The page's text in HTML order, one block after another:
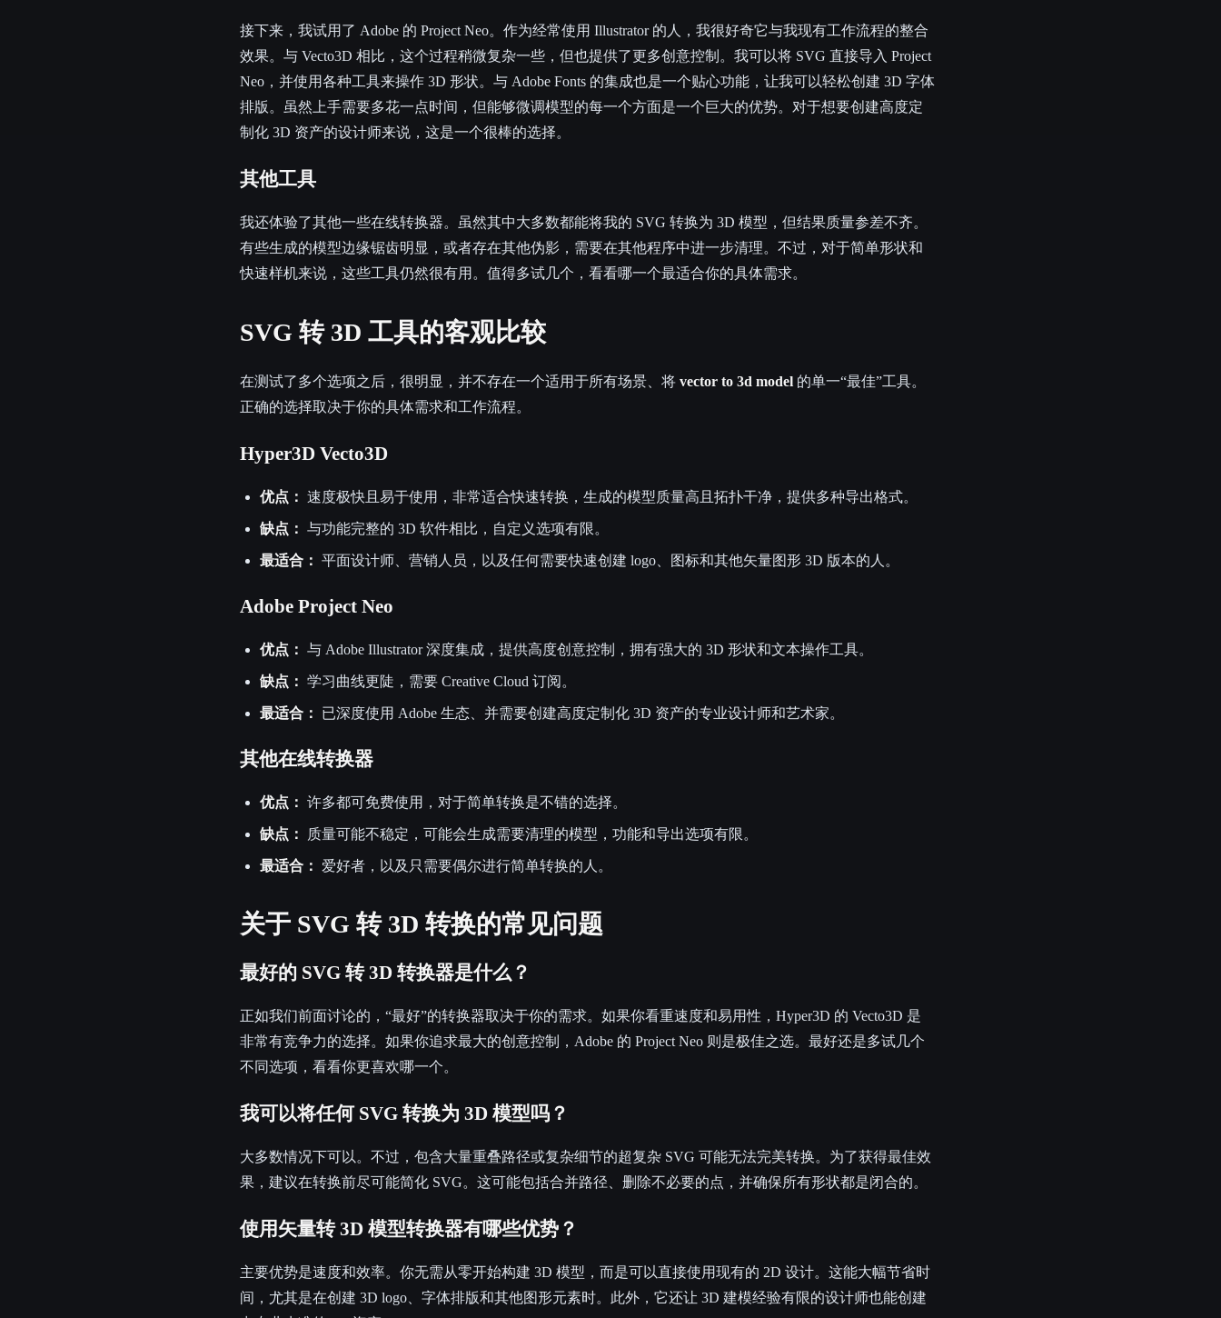
接下来，我试用了 Adobe 的 Project Neo。作为经常使用 Illustrator 的人，我很好奇它与我现有工作流程的整合
效果。与 Vecto3D 相比，这个过程稍微复杂一些，但也提供了更多创意控制。我可以将 SVG 直接导入 Project
Neo，并使用各种工具来操作 3D 形状。与 Adobe Fonts 的集成也是一个贴心功能，让我可以轻松创建 3D 字体
排版。虽然上手需要多花一点时间，但能够微调模型的每一个方面是一个巨大的优势。对于想要创建高度定
制化 3D 资产的设计师来说，这是一个很棒的选择。
其他工具
我还体验了其他一些在线转换器。虽然其中大多数都能将我的 SVG 转换为 3D 模型，但结果质量参差不齐。
有些生成的模型边缘锯齿明显，或者存在其他伪影，需要在其他程序中进一步清理。不过，对于简单形状和
快速样机来说，这些工具仍然很有用。值得多试几个，看看哪一个最适合你的具体需求。
SVG 转 3D 工具的客观比较
在测试了多个选项之后，很明显，并不存在一个适用于所有场景、将vector to 3d model 的单一“最佳”工具。
正确的选择取决于你的具体需求和工作流程。
Hyper3D Vecto3D
优点： 速度极快且易于使用，非常适合快速转换，生成的模型质量高且拓扑干净，提供多种导出格式。
缺点： 与功能完整的 3D 软件相比，自定义选项有限。
最适合： 平面设计师、营销人员，以及任何需要快速创建 logo、图标和其他矢量图形 3D 版本的人。
Adobe Project Neo
优点： 与 Adobe Illustrator 深度集成，提供高度创意控制，拥有强大的 3D 形状和文本操作工具。
缺点： 学习曲线更陡，需要 Creative Cloud 订阅。
最适合： 已深度使用 Adobe 生态、并需要创建高度定制化 3D 资产的专业设计师和艺术家。
其他在线转换器
优点： 许多都可免费使用，对于简单转换是不错的选择。
缺点： 质量可能不稳定，可能会生成需要清理的模型，功能和导出选项有限。
最适合： 爱好者，以及只需要偶尔进行简单转换的人。
关于 SVG 转 3D 转换的常见问题
最好的 SVG 转 3D 转换器是什么？
正如我们前面讨论的，“最好”的转换器取决于你的需求。如果你看重速度和易用性，Hyper3D 的 Vecto3D 是
非常有竞争力的选择。如果你追求最大的创意控制，Adobe 的 Project Neo 则是极佳之选。最好还是多试几个
不同选项，看看你更喜欢哪一个。
我可以将任何 SVG 转换为 3D 模型吗？
大多数情况下可以。不过，包含大量重叠路径或复杂细节的超复杂 SVG 可能无法完美转换。为了获得最佳效
果，建议在转换前尽可能简化 SVG。这可能包括合并路径、删除不必要的点，并确保所有形状都是闭合的。
使用矢量转 3D 模型转换器有哪些优势？
主要优势是速度和效率。你无需从零开始构建 3D 模型，而是可以直接使用现有的 2D 设计。这能大幅节省时
间，尤其是在创建 3D logo、字体排版和其他图形元素时。此外，它还让 3D 建模经验有限的设计师也能创建